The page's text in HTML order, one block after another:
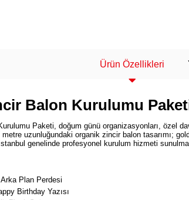
Ürün Özellikleri
Balon Kurulumu
Paketi, doğum günü organizasyonları, özel
metre uzunluğundaki organik zincir balon tasarımı;
genelinde profesyonel kurulum hizmeti
Arka Plan Perdesi
Birthday Yazısı